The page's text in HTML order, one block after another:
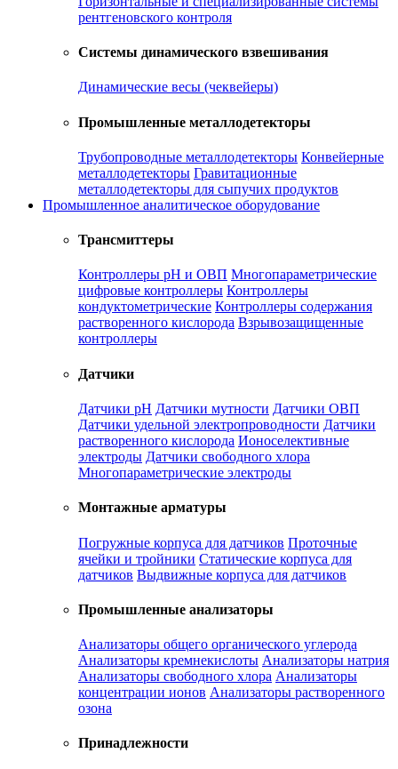
рентгеновского контроля
Системы динамического взвешивания
Динамические весы (чеквейеры)
Промышленные металлодетекторы
Трубопроводные металлодетекторы Конвейерные
металлодетекторы Гравитационные
металлодетекторы для сыпучих продуктов
Промышленное аналитическое оборудование
Трансмиттеры
Контроллеры рН и ОВП Многопараметрические
цифровые контроллеры Контроллеры
кондуктометрические Контроллеры содержания
растворенного кислорода Взрывозащищенные
контроллеры
Датчики
Датчики рН Датчики мутности Датчики ОВП
Датчики удельной электропроводности Датчики
растворенного кислорода Ионоселективные
электроды Датчики свободного хлора
Многопараметрические электроды
Монтажные арматуры
Погружные корпуса для датчиков Проточные
ячейки и тройники Статические корпуса для
датчиков Выдвижные корпуса для датчиков
Промышленные анализаторы
Анализаторы общего органического углерода
Анализаторы кремнекислоты Анализаторы натрия
Анализаторы свободного хлора Анализаторы
концентрации ионов Анализаторы растворенного
озона
Принадлежности